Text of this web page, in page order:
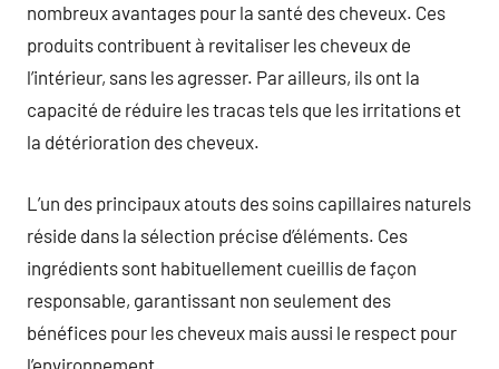
nombreux avantages pour la santé des cheveux. Ces
produits contribuent à revitaliser les cheveux de
l’intérieur, sans les agresser. Par ailleurs, ils ont la
capacité de réduire les tracas tels que les irritations et
la détérioration des cheveux.
L’un des principaux atouts des soins capillaires naturels
réside dans la sélection précise d’éléments. Ces
ingrédients sont habituellement cueillis de façon
responsable, garantissant non seulement des
bénéfices pour les cheveux mais aussi le respect pour
l’environnement.